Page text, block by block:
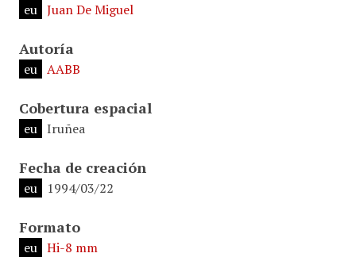
eu Juan De Miguel
Autoría
eu AABB
Cobertura espacial
eu Iruñea
Fecha de creación
eu 1994/03/22
Formato
eu Hi-8 mm